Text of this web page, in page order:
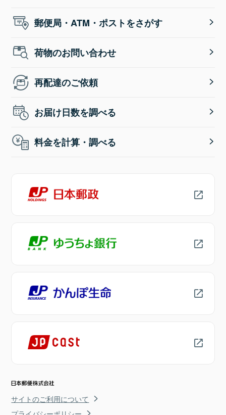
郵便局・ATM・ポストをさがす
荷物のお問い合わせ
再配達のご依頼
お届け日数を調べる
料金を計算・調べる
サイトのご利用について